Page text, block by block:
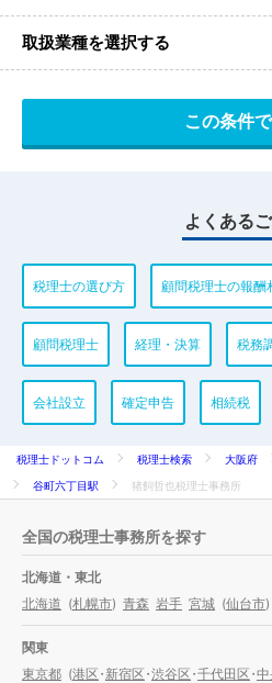
取扱業種を選択する
よくある
税理士の選び方 顧問税理士の報酬
顧問税理士 経理・決算 税務
会社設立 確定申告 相続税
税理士ドットコム 税理士検索 大阪府
谷町六丁目駅
猪飼哲也税理士事務所
全国の税理士事務所を探す
北海道・東北
北海道 (札幌市) 青森 岩手 宮城 (仙台市)
関東
東京都 (港区・新宿区・渋谷区・千代田区・中